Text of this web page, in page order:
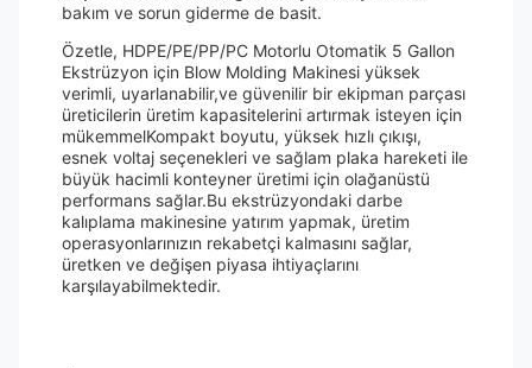
bakım ve sorun giderme de basit.
Özetle, HDPE/PE/PP/PC Motorlu Otomatik 5 Gallon
Ekstrüzyon için Blow Molding Makinesi yüksek
verimli, uyarlanabilir,ve güvenilir bir ekipman parçası
üreticilerin üretim kapasitelerini artırmak isteyen için
mükemmelKompakt boyutu, yüksek hızlı çıkışı,
esnek voltaj seçenekleri ve sağlam plaka hareketi ile
büyük hacimli konteyner üretimi için olağanüstü
performans sağlar.Bu ekstrüzyondaki darbe
kalıplama makinesine yatırım yapmak, üretim
operasyonlarınızın rekabetçi kalmasını sağlar,
üretken ve değişen piyasa ihtiyaçlarını
karşılayabilmektedir.